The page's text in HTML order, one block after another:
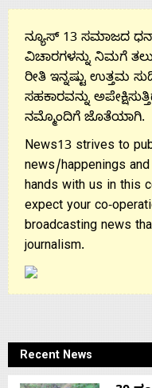
Us
ನ್ಯೂಸ್ 13 ಸಮಾಜದ
ವಿಚಾರಗಳನ್ನು ನಿಮಗೆ
ರೀತಿ ಇನ್ನಷ್ಟು ಉತ್ತಮ
ಸಹಕಾರವನ್ನು
ನಮ್ಮೊಂದಿಗೆ ಜೊತೆಯಾಗಿ.
News13 strives to
news/happenings
hands with us in this
expect your co-
broadcasting news
journalism.
Recent News